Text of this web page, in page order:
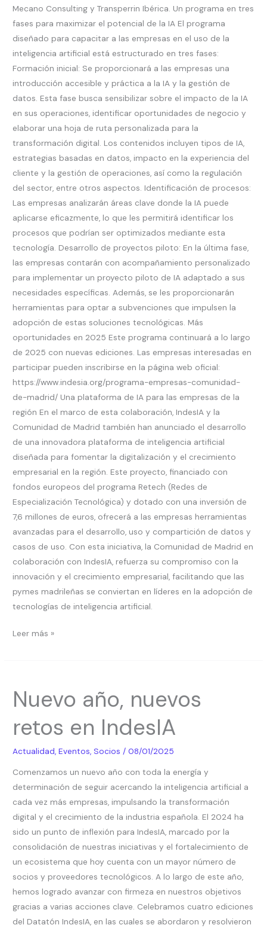
Mecano Consulting y Transperrin Ibérica. Un programa en tres
fases para maximizar el potencial de la IA El programa
diseñado para capacitar a las empresas en el uso de la
inteligencia artificial está estructurado en tres fases:
Formación inicial: Se proporcionará a las empresas una
introducción accesible y práctica a la IA y la gestión de
datos. Esta fase busca sensibilizar sobre el impacto de la IA
en sus operaciones, identificar oportunidades de negocio y
elaborar una hoja de ruta personalizada para la
transformación digital. Los contenidos incluyen tipos de IA,
estrategias basadas en datos, impacto en la experiencia del
cliente y la gestión de operaciones, así como la regulación
del sector, entre otros aspectos. Identificación de procesos:
Las empresas analizarán áreas clave donde la IA puede
aplicarse eficazmente, lo que les permitirá identificar los
procesos que podrían ser optimizados mediante esta
tecnología. Desarrollo de proyectos piloto: En la última fase,
las empresas contarán con acompañamiento personalizado
para implementar un proyecto piloto de IA adaptado a sus
necesidades específicas. Además, se les proporcionarán
herramientas para optar a subvenciones que impulsen la
adopción de estas soluciones tecnológicas. Más
oportunidades en 2025 Este programa continuará a lo largo
de 2025 con nuevas ediciones. Las empresas interesadas en
participar pueden inscribirse en la página web oficial:
https://www.indesia.org/programa-empresas-comunidad-
de-madrid/ Una plataforma de IA para las empresas de la
región En el marco de esta colaboración, IndesIA y la
Comunidad de Madrid también han anunciado el desarrollo
de una innovadora plataforma de inteligencia artificial
diseñada para fomentar la digitalización y el crecimiento
empresarial en la región. Este proyecto, financiado con
fondos europeos del programa Retech (Redes de
Especialización Tecnológica) y dotado con una inversión de
7,6 millones de euros, ofrecerá a las empresas herramientas
avanzadas para el desarrollo, uso y compartición de datos y
casos de uso. Con esta iniciativa, la Comunidad de Madrid en
colaboración con IndesIA, refuerza su compromiso con la
innovación y el crecimiento empresarial, facilitando que las
pymes madrileñas se conviertan en líderes en la adopción de
tecnologías de inteligencia artificial.
Leer más »
Nuevo año, nuevos
retos en IndesIA
Actualidad,Eventos, Socios /08/01/2025
Comenzamos un nuevo año con toda la energía y
determinación de seguir acercando la inteligencia artificial a
cada vez más empresas, impulsando la transformación
digital y el crecimiento de la industria española. El 2024 ha
sido un punto de inflexión para IndesIA, marcado por la
consolidación de nuestras iniciativas y el fortalecimiento de
un ecosistema que hoy cuenta con un mayor número de
socios y proveedores tecnológicos. A lo largo de este año,
hemos logrado avanzar con firmeza en nuestros objetivos
gracias a varias acciones clave. Celebramos cuatro ediciones
del Datatón IndesIA, en las cuales se abordaron y resolvieron
año,
nuevos
retos
IndesIA